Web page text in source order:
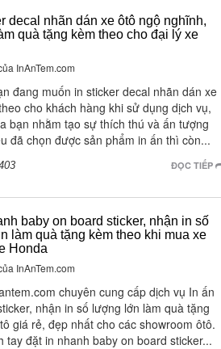
decal nhãn dán xe ôtô ngộ nghĩnh,
quà tặng kèm theo cho đại lý xe
InAnTem.com
đang muốn in sticker decal nhãn dán xe
cho khách hàng khi sử dụng dịch vụ,
bạn nhằm tạo sự thích thú và ấn tượng
đã chọn được sản phẩm in ấn thì còn...
ĐỌC TIẾP
baby on board sticker, nhận in số
làm quà tặng kèm theo khi mua xe
Honda
InAnTem.com
chuyên cung cấp dịch vụ In ấn
nhận in số lượng lớn làm quà tặng
giá rẻ, đẹp nhất cho các showroom ôtô.
tay đặt in nhanh baby on board sticker...